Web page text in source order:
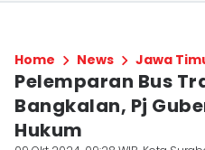
Home News Jawa
Pelemparan Bus
Bangkalan, Pj
Hukum